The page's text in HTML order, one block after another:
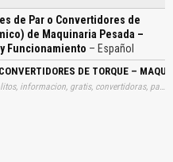
Procedimientos Desensamble y
de Par o Convertidores de
de Maquinaria Pesada –
Funcionamiento – Español
DE TORQUE –